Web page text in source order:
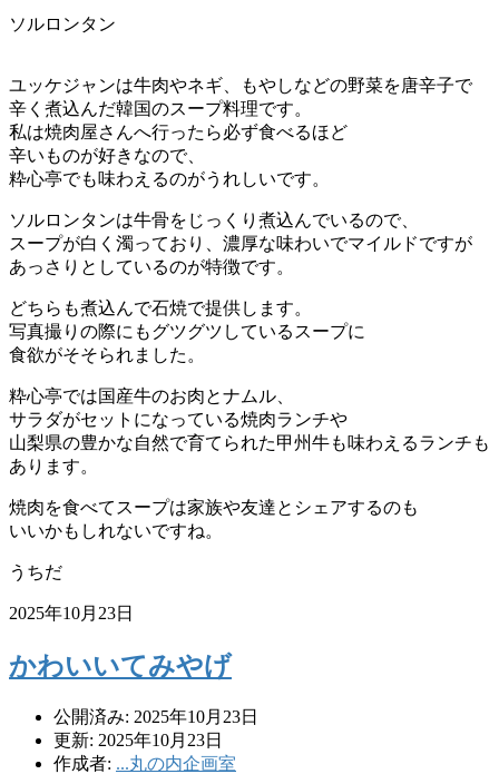
ソルロンタン
ユッケジャンは牛肉やネギ、もやしなどの野菜を唐辛子で
辛く煮込んだ韓国のスープ料理です。
私は焼肉屋さんへ行ったら必ず食べるほど
辛いものが好きなので、
粋心亭でも味わえるのがうれしいです。
ソルロンタンは牛骨をじっくり煮込んでいるので、
スープが白く濁っており、濃厚な味わいでマイルドですが
あっさりとしているのが特徴です。
どちらも煮込んで石焼で提供します。
写真撮りの際にもグツグツしているスープに
食欲がそそられました。
粋心亭では国産牛のお肉とナムル、
サラダがセットになっている焼肉ランチや
山梨県の豊かな自然で育てられた甲州牛も味わえるランチも
あります。
焼肉を食べてスープは家族や友達とシェアするのも
いいかもしれないですね。
うちだ
2025年10月23日
かわいいてみやげ
公開済み: 2025年10月23日
更新: 2025年10月23日
作成者: ...丸の内企画室